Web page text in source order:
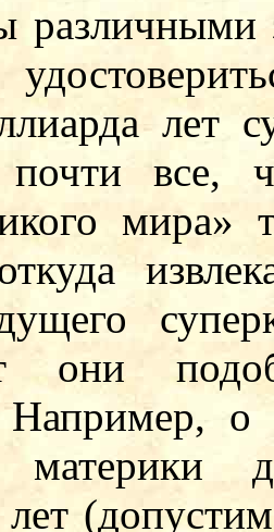
различными
лет
почти все,
мира»
они
о
материки